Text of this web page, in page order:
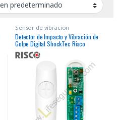
Sensor de vibracion
Detector de Impacto y Vibración de
Golpe Digital ShockTec Risco